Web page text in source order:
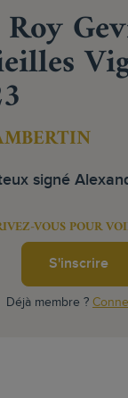
signé
VOUS POUR
S'inscrire
Déjà membre ?